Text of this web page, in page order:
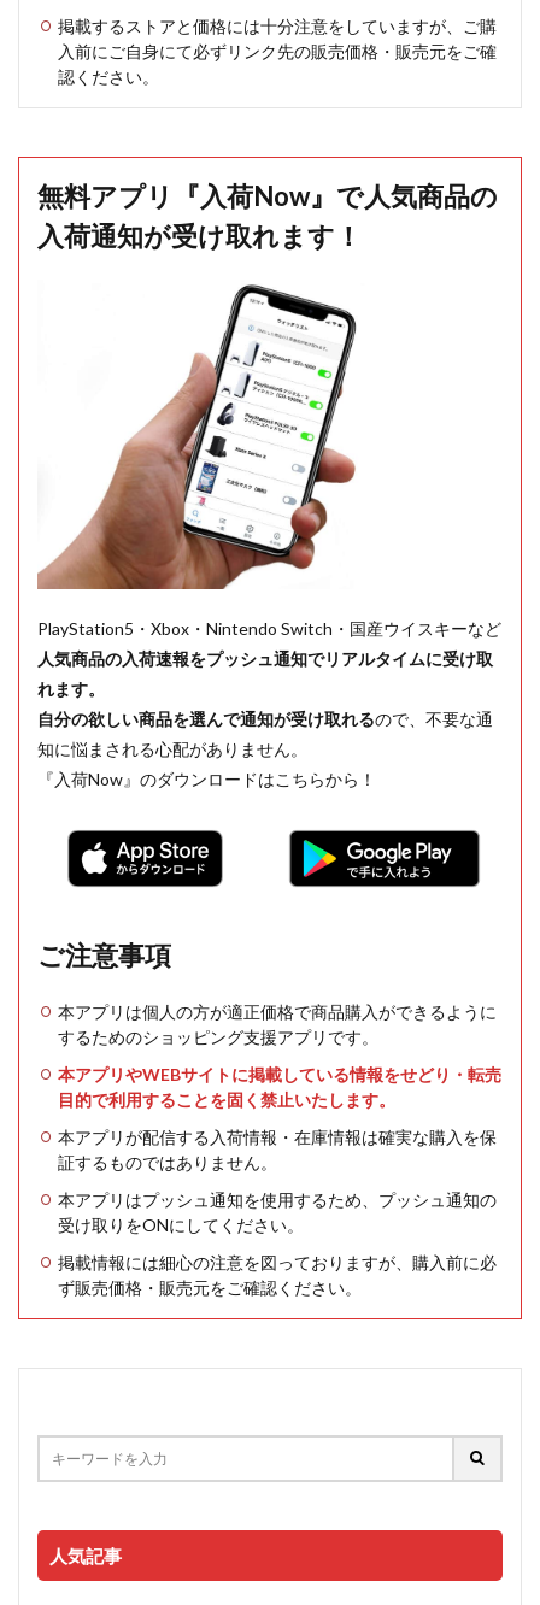
掲載するストアと価格には十分注意をしていますが、ご購
入前にご自身にて必ずリンク先の販売価格・販売元をご確
認ください。
無料アプリ『入荷Now』で人気商品の
入荷通知が受け取れます！
PlayStation5・Xbox・Nintendo Switch・国産ウイスキーなど
人気商品の入荷速報をプッシュ通知でリアルタイムに受け取
れます。
自分の欲しい商品を選んで通知が受け取れるので、不要な通
知に悩まされる心配がありません。
『入荷Now』のダウンロードはこちらから！
ご注意事項
本アプリは個人の方が適正価格で商品購入ができるように
するためのショッピング支援アプリです。
本アプリやWEBサイトに掲載している情報をせどり・転売
目的で利用することを固く禁止いたします。
本アプリが配信する入荷情報・在庫情報は確実な購入を保
証するものではありません。
本アプリはプッシュ通知を使用するため、プッシュ通知の
受け取りをONにしてください。
掲載情報には細心の注意を図っておりますが、購入前に必
ず販売価格・販売元をご確認ください。
人気記事